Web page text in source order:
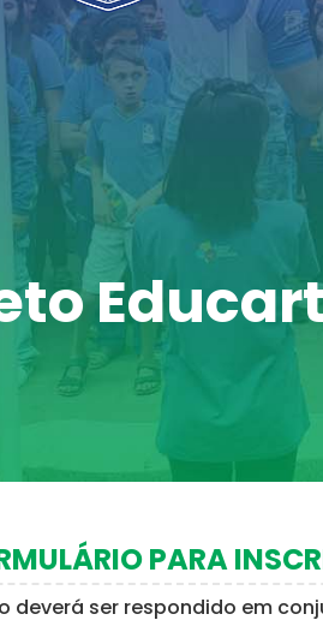
PARA
deverá ser respondido em